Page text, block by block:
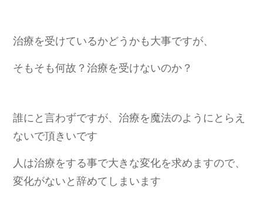
治療を受けているかどうかも大事ですが、
そもそも何故？治療を受けないのか？
誰にと言わずですが、治療を魔法のようにとらえ
ないで頂きいです
人は治療をする事で大きな変化を求めますので、
変化がないと辞めてしまいます